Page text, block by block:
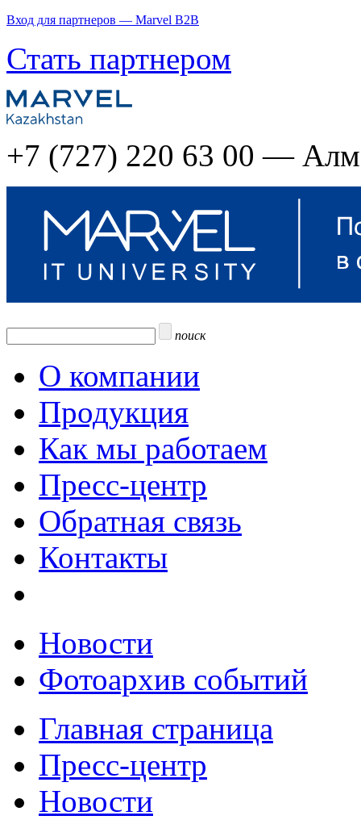
Вход для партнеров — Marvel B2B
Стать партнером
+7 (727) 220 63 00 —
поиск
О компании
Продукция
Как мы работаем
Пресс-центр
Обратная связь
Контакты
Новости
Фотоархив событий
Главная страница
Пресс-центр
Новости